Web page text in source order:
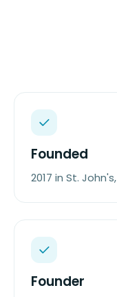
Founded
2017 in St.
Founder